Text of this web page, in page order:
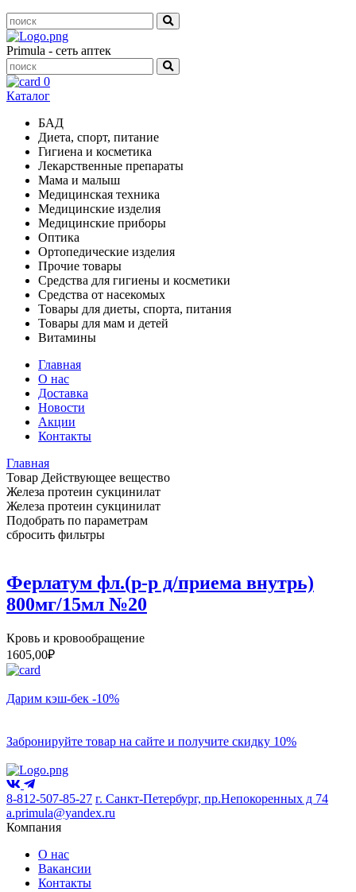
Primula - сеть аптек
0
Каталог
БАД
Диета, спорт, питание
Гигиена и косметика
Лекарственные препараты
Мама и малыш
Медицинская техника
Медицинские изделия
Медицинские приборы
Оптика
Ортопедические изделия
Прочие товары
Средства для гигиены и косметики
Средства от насекомых
Товары для диеты, спорта, питания
Товары для мам и детей
Витамины
Главная
О нас
Доставка
Новости
Акции
Контакты
Главная
Товар Действующее вещество
Железа протеин сукцинилат
Железа протеин сукцинилат
Подобрать по параметрам
сбросить фильтры
Ферлатум фл.(р-р д/приема внутрь)
800мг/15мл №20
Кровь и кровообращение
1605,00₽
Дарим кэш-бек -10%
Забронируйте товар на сайте и получите скидку 10%
8-812-507-85-27 г. Санкт-Петербург, пр.Непокоренных д 74
a.primula@yandex.ru
Компания
О нас
Вакансии
Контакты